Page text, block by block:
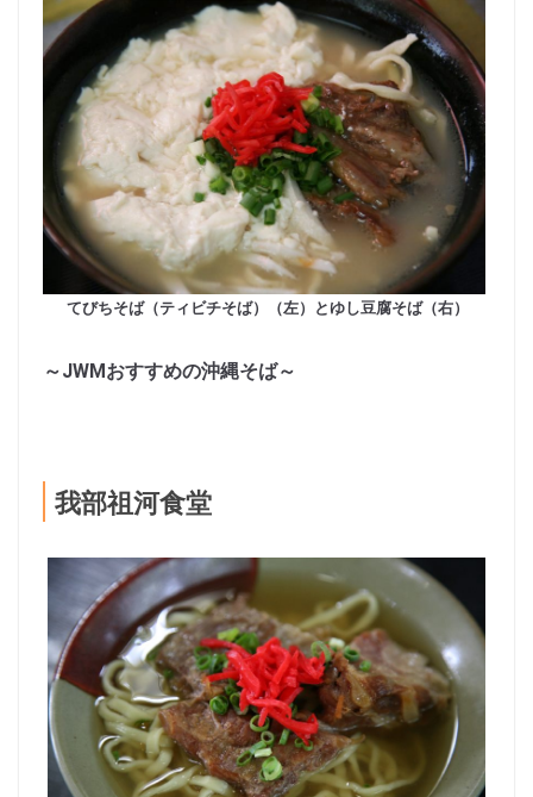
てびちそば（ティビチそば）（左）とゆし豆腐そば（右）
～JWMおすすめの沖縄そば～
我部祖河食堂